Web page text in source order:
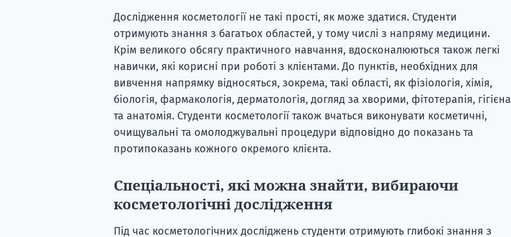
Дослідження косметології не такі прості, як може здатися. Студенти
отримують знання з багатьох областей, у тому числі з напряму медицини.
Крім великого обсягу практичного навчання, вдосконалюються також легкі
навички, які корисні при роботі з клієнтами. До пунктів, необхідних для
вивчення напрямку відносяться, зокрема, такі області, як фізіологія, хімія,
біологія, фармакологія, дерматологія, догляд за хворими, фітотерапія, гігієна
та анатомія. Студенти косметології також вчаться виконувати косметичні,
очищувальні та омолоджувальні процедури відповідно до показань та
протипоказань кожного окремого клієнта.
Спеціальності, які можна знайти, вибираючи
косметологічні дослідження
Під час косметологічних досліджень студенти отримують глибокі знання з